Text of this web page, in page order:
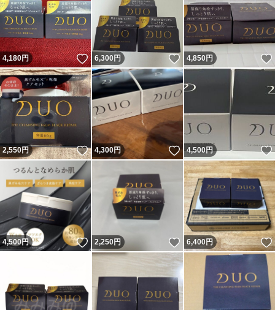
4,180円 いいね！
6,300円 いいね！
4,850円
2,550円 いいね！
4,300円 いいね！
4,500円
4,500円 いいね！
2,250円 いいね！
6,400円